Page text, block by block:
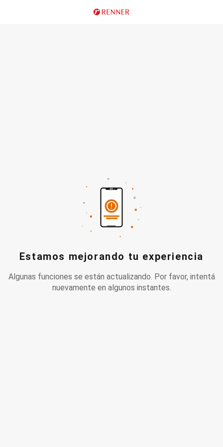
Estamos mejorando tu experiencia
Algunas funciones se están actualizando. Por favor, intentá
nuevamente en algunos instantes.